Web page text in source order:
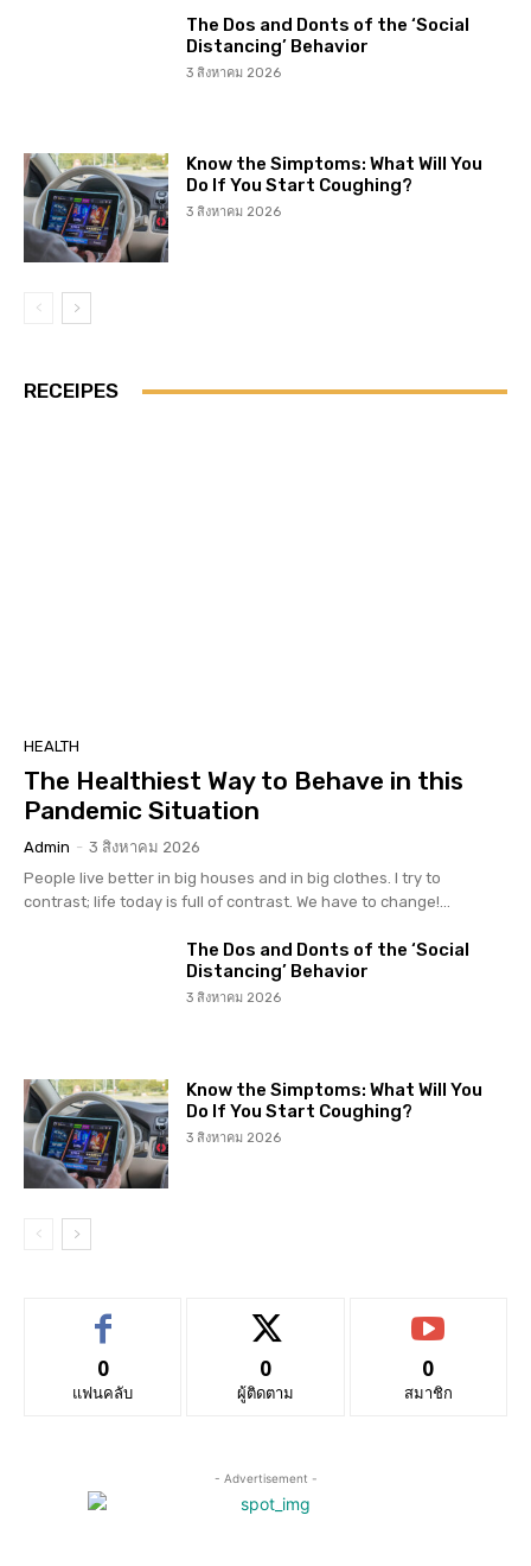
The Dos and Donts of the ‘Social
Distancing’ Behavior
3 สิงหาคม 2026
Know the Simptoms: What Will You
Do If You Start Coughing?
3 สิงหาคม 2026
RECEIPES
HEALTH
The Healthiest Way to Behave in this
Pandemic Situation
Admin - 3 สิงหาคม 2026
People live better in big houses and in big clothes. I try to
contrast; life today is full of contrast. We have to change!...
The Dos and Donts of the ‘Social
Distancing’ Behavior
3 สิงหาคม 2026
Know the Simptoms: What Will You
Do If You Start Coughing?
3 สิงหาคม 2026
0
แฟนคลับ
0
ผู้ติดตาม
0
สมาชิก
- Advertisement -